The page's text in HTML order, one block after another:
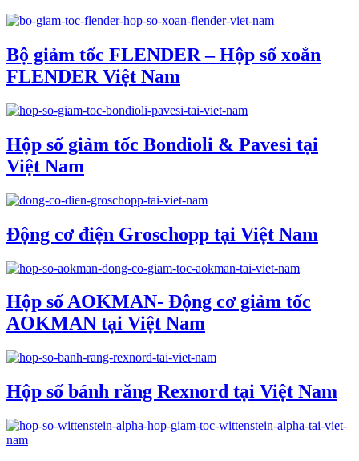
Bộ giảm tốc FLENDER – Hộp số xoắn
FLENDER Việt Nam
Hộp số giảm tốc Bondioli & Pavesi tại
Việt Nam
Động cơ điện Groschopp tại Việt Nam
Hộp số AOKMAN- Động cơ giảm tốc
AOKMAN tại Việt Nam
Hộp số bánh răng Rexnord tại Việt Nam